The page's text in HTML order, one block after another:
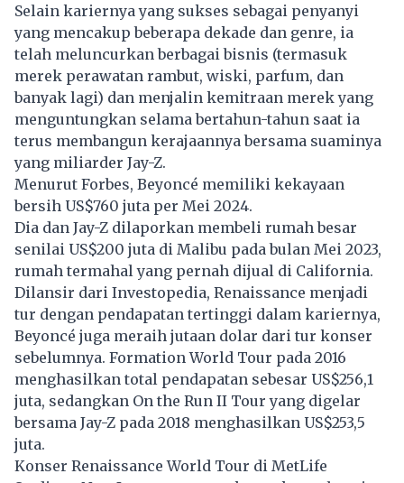
Selain kariernya yang sukses sebagai penyanyi
yang mencakup beberapa dekade dan genre, ia
telah meluncurkan berbagai bisnis (termasuk
merek perawatan rambut, wiski, parfum, dan
banyak lagi) dan menjalin kemitraan merek yang
menguntungkan selama bertahun-tahun saat ia
terus membangun kerajaannya bersama suaminya
yang miliarder Jay-Z.
Menurut Forbes, Beyoncé memiliki kekayaan
bersih US$760 juta per Mei 2024.
Dia dan Jay-Z dilaporkan membeli rumah besar
senilai US$200 juta di Malibu pada bulan Mei 2023,
rumah termahal yang pernah dijual di California.
Dilansir dari Investopedia, Renaissance menjadi
tur dengan pendapatan tertinggi dalam kariernya,
Beyoncé juga meraih jutaan dolar dari tur konser
sebelumnya. Formation World Tour pada 2016
menghasilkan total pendapatan sebesar US$256,1
juta, sedangkan On the Run II Tour yang digelar
bersama Jay-Z pada 2018 menghasilkan US$253,5
juta.
Konser Renaissance World Tour di MetLife